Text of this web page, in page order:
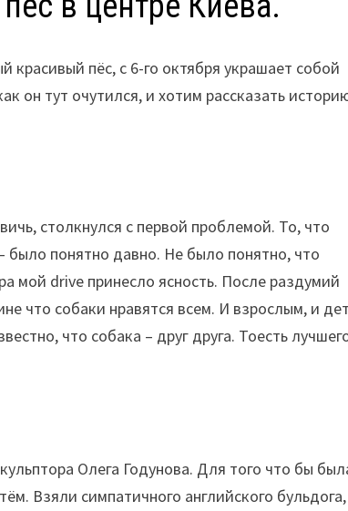
красивый пёс, с 6-го октября украшает собой
он тут очутился, и хотим рассказать
столкнулся с первой проблемой. То, что
было понятно давно. Не было понятно, что
мой drive принесло ясность. После раздумий
что собаки нравятся всем. И взрослым, и
что собака – друг друга. Тоесть
Олега Годунова. Для того что бы
Взяли симпатичного английского бульдога,